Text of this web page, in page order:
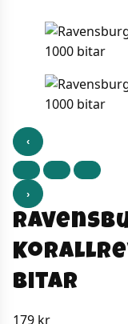
‹
›
bitar
179 kr